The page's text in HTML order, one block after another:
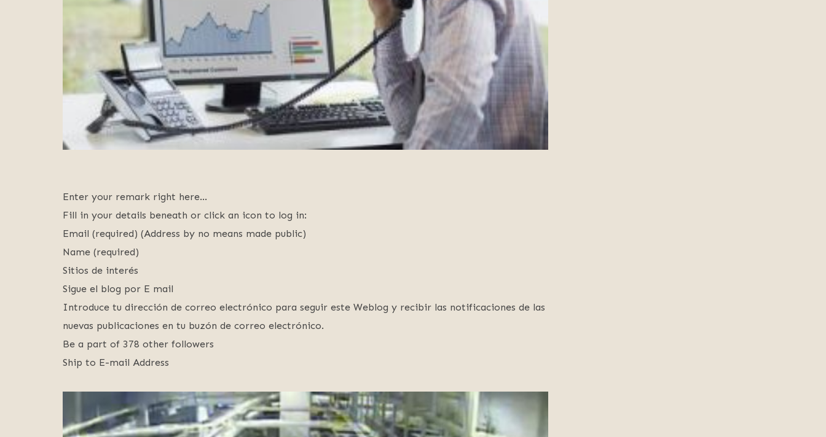
Enter your remark right here…
Fill in your details beneath or click an icon to log in:
Email (required) (Address by no means made public)
Name (required)
Sitios de interés
Sigue el blog por E mail
Introduce tu dirección de correo electrónico para seguir este Weblog y recibir las notificaciones de las
nuevas publicaciones en tu buzón de correo electrónico.
Be a part of 378 other followers
Ship to E-mail Address